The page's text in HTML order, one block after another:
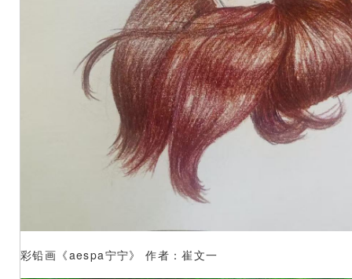
彩铅画《aespa宁宁》 作者：崔文一